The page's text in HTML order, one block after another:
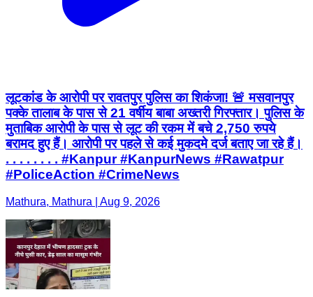
लूटकांड के आरोपी पर रावतपुर पुलिस का शिकंजा! 🚨 मसवानपुर
पक्के तालाब के पास से 21 वर्षीय बाबा अख्तरी गिरफ्तार। पुलिस के
मुताबिक आरोपी के पास से लूट की रकम में बचे 2,750 रुपये
बरामद हुए हैं। आरोपी पर पहले से कई मुकदमे दर्ज बताए जा रहे हैं।
. . . . . . . . #Kanpur #KanpurNews #Rawatpur
#PoliceAction #CrimeNews
Mathura, Mathura | Aug 9, 2026